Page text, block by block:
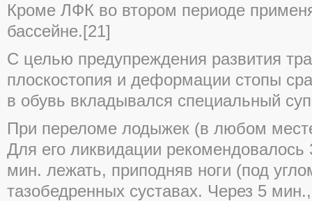
Кроме ЛФК во втором периоде
бассейне.[21]
С целью предупреждения развития
плоскостопия и деформации стопы
в обувь вкладывался специальный
При переломе лодыжек (в любом
Для его ликвидации рекомендовалось
мин. лежать, приподняв ноги (под
тазобедренных суставах. Через 5